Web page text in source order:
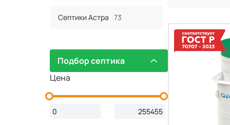
Септики Астра 73
Септики КИТ 44
Подбор септика
Цена